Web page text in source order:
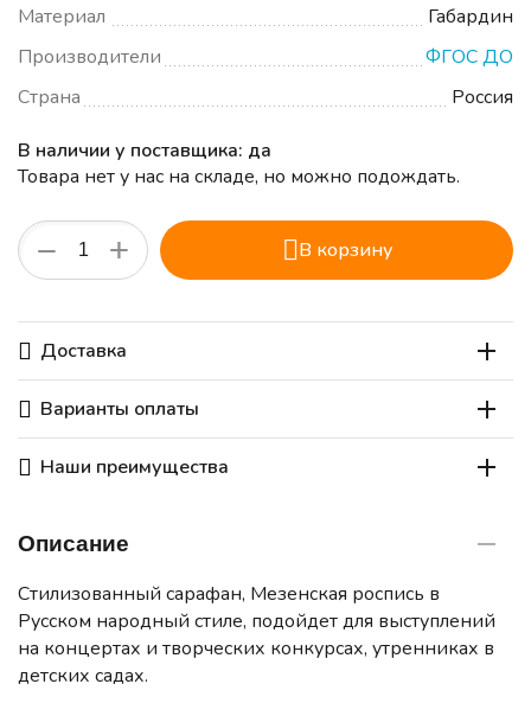
Материал
Габардин
Производители
ФГОС ДО
Страна
Россия
В наличии у поставщика: да
Товара нет у нас на складе, но можно подождать.
+
− В корзину
Доставка
Варианты оплаты
Наши преимущества
Описание
Стилизованный сарафан, Мезенская роспись в
Русском народный стиле, подойдет для выступлений
на концертах и творческих конкурсах, утренниках в
детских садах.